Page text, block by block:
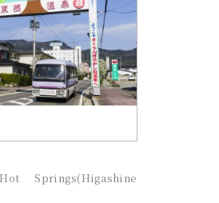
Springs(Higashine